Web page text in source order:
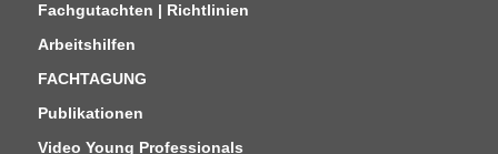
Fachgutachten | Richtlinien
Arbeitshilfen
FACHTAGUNG
Publikationen
Video Young Professionals